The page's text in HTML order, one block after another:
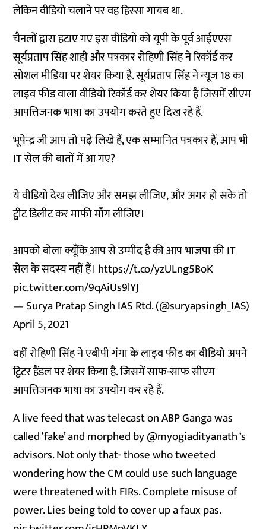
लेकिन वीडियो चलाने पर वह हिस्सा गायब था.
चैनलों द्वारा हटाए गए इस वीडियो को यूपी के पूर्व आईएएस
सूर्यप्रताप सिंह शाही और पत्रकार रोहिणी सिंह ने रिकॉर्ड कर
सोशल मीडिया पर शेयर किया है. सूर्यप्रताप सिंह ने न्यूज 18 का
लाइव फीड वाला वीडियो रिकॉर्ड कर शेयर किया है जिसमें सीएम
आपत्तिजनक भाषा का उपयोग करते हुए दिख रहे हैं.
भूपेन्द्र जी आप तो पढ़े लिखे हैं, एक सम्मानित पत्रकार हैं, आप भी
IT सेल की बातों में आ गए?
ये वीडियो देख लीजिए और समझ लीजिए, और अगर हो सके तो
ट्वीट डिलीट कर माफी माँग लीजिए।
आपको बोला क्यूँकि आप से उम्मीद है की आप भाजपा की IT
सेल के सदस्य नहीं हैं। https://t.co/yzULng5BoK
pic.twitter.com/9qAiUs9lYJ
— Surya Pratap Singh IAS Rtd. (@suryapsingh_IAS)
April 5, 2021
वहीं रोहिणी सिंह ने एबीपी गंगा के लाइव फीड का वीडियो अपने
ट्विटर हैंडल पर शेयर किया है. जिसमें साफ-साफ सीएम
आपत्तिजनक भाषा का उपयोग कर रहे हैं.
A live feed that was telecast on ABP Ganga was
called ‘fake’ and morphed by@myogiadityanath‘s
advisors. Not only that- those who tweeted
wondering how the CM could use such language
were threatened with FIRs. Complete misuse of
power. Lies being told to cover up a faux pas.